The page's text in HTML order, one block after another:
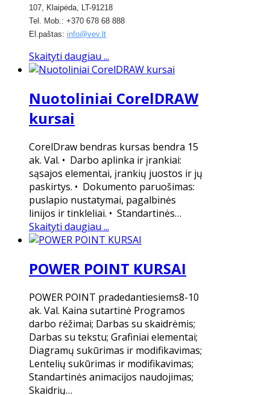
107, Klaipėda, LT-91218
Tel. Mob.: +370 678 68 888
El.paštas: info@vev.lt
Skaityti daugiau ...
Nuotoliniai CorelDRAW
kursai
CorelDraw bendras kursas bendra 15
ak. Val. • Darbo aplinka ir įrankiai:
sąsajos elementai, įrankių juostos ir jų
paskirtys. • Dokumento paruošimas:
puslapio nustatymai, pagalbinės
linijos ir tinkleliai. • Standartinės…
Skaityti daugiau ...
POWER POINT KURSAI
POWER POINT pradedantiesiems8-10
ak. Val. Kaina sutartinė Programos
darbo rėžimai; Darbas su skaidrėmis;
Darbas su tekstu; Grafiniai elementai;
Diagramų sukūrimas ir modifikavimas;
Lentelių sukūrimas ir modifikavimas;
Standartinės animacijos naudojimas;
Skaidrių…